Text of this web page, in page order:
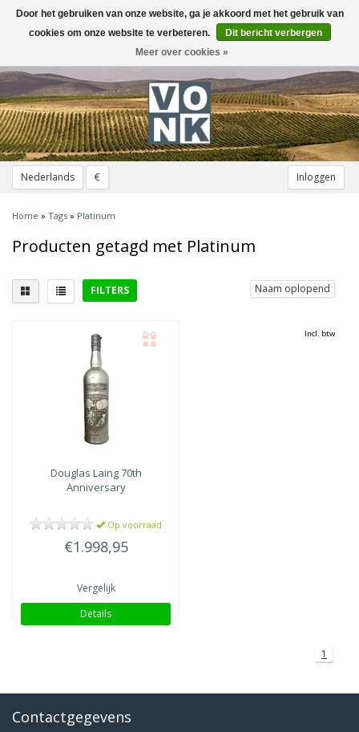
Nederlands € Inloggen
Toggle
navigation
Home » Tags » Platinum
Producten getagd met Platinum
FILTERS Naam oplopend
(1)
Douglas Laing70th
Anniversary
Op voorraad
€1.998,95
Vergelijk
Details
Incl. btw
1
Contactgegevens
Door het gebruiken van onze website, ga je akkoord met het gebruik van
cookies om onze website te verbeteren.
Dit bericht verbergen
Meer over cookies »